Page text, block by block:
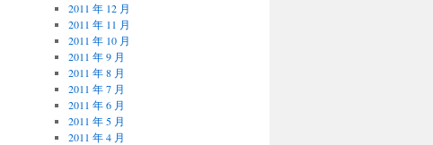
2011 年 12 月
2011 年 11 月
2011 年 10 月
2011 年 9 月
2011 年 8 月
2011 年 7 月
2011 年 6 月
2011 年 5 月
2011 年 4 月